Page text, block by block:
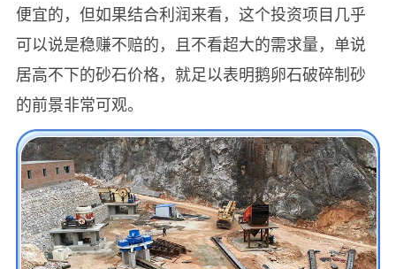
便宜的，但如果结合利润来看，这个投资项目几乎
可以说是稳赚不赔的，且不看超大的需求量，单说
居高不下的砂石价格，就足以表明鹅卵石破碎制砂
的前景非常可观。